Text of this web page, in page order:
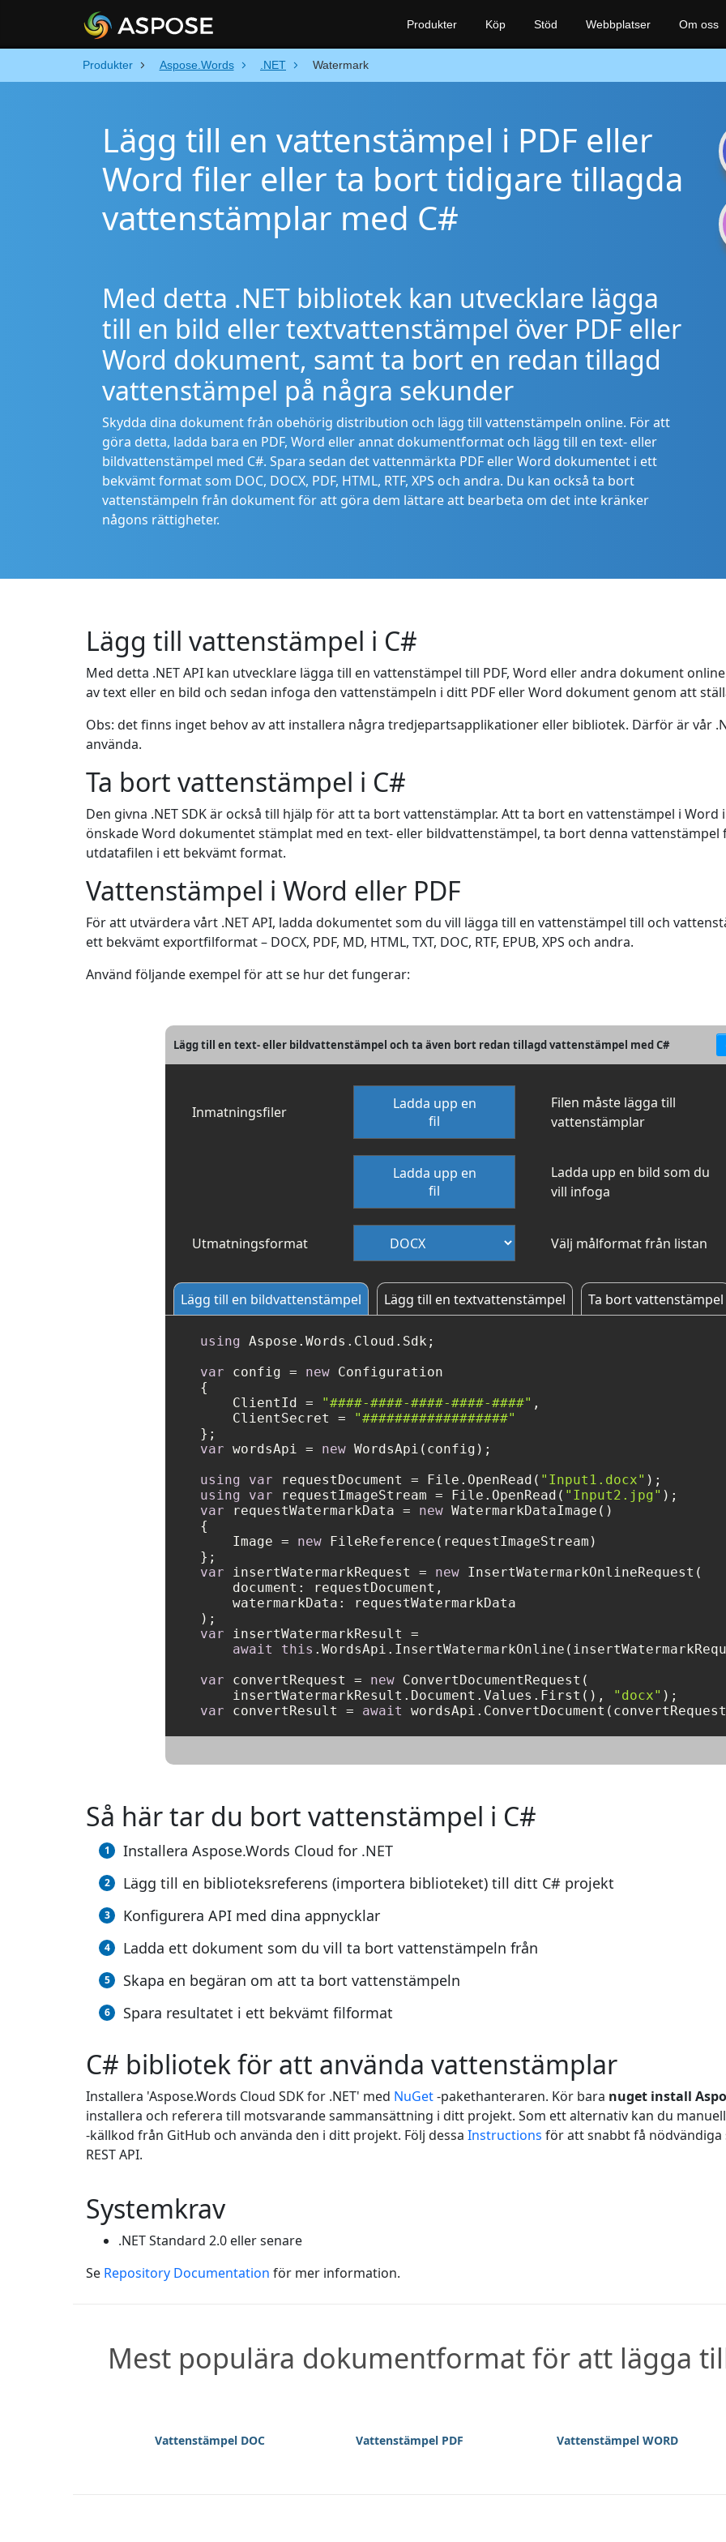
Produkter Aspose.Words .NET Watermark
Lägg till en vattenstämpel i PDF eller
Word filer eller ta bort tidigare tillagda
vattenstämplar med C#
Med detta .NET bibliotek kan utvecklare lägga
till en bild eller textvattenstämpel över PDF eller
Word dokument, samt ta bort en redan tillagd
vattenstämpel på några sekunder
Skydda dina dokument från obehörig distribution och lägg till vattenstämpeln online. För att
göra detta, ladda bara en PDF, Word eller annat dokumentformat och lägg till en text- eller
bildvattenstämpel med C#. Spara sedan det vattenmärkta PDF eller Word dokumentet i ett
bekvämt format som DOC, DOCX, PDF, HTML, RTF, XPS och andra. Du kan också ta bort
vattenstämpeln från dokument för att göra dem lättare att bearbeta om det inte kränker
någons rättigheter.
Lägg till vattenstämpel i C#
Med detta .NET API kan utvecklare lägga till en vattenstämpel till PDF, Word eller andra dokument
av text eller en bild och sedan infoga den vattenstämpeln i ditt PDF eller Word dokument genom att
Obs: det finns inget behov av att installera några tredjepartsapplikationer eller bibliotek. Därför är vår
använda.
Ta bort vattenstämpel i C#
Den givna .NET SDK är också till hjälp för att ta bort vattenstämplar. Att ta bort en vattenstämpel i
önskade Word dokumentet stämplat med en text- eller bildvattenstämpel, ta bort denna
utdatafilen i ett bekvämt format.
Vattenstämpel i Word eller PDF
För att utvärdera vårt .NET API, ladda dokumentet som du vill lägga till en vattenstämpel till och
ett bekvämt exportfilformat – DOCX, PDF, MD, HTML, TXT, DOC, RTF, EPUB, XPS och andra.
Använd följande exempel för att se hur det fungerar:
Lägg till en text- eller bildvattenstämpel och ta även bort redan tillagd vattenstämpel med C#
Inmatningsfiler
Ladda upp en
fil
Filen måste lägga till
vattenstämplar
Ladda upp en
fil
Ladda upp en bild som du
vill infoga
Utmatningsformat Välj målformat från listan
Lägg till en bildvattenstämpel Lägg till en textvattenstämpel Ta bort vattenstämpel
using Aspose.Words.Cloud.Sdk;
var config = new Configuration
{
    ClientId =
"####-####-####-####-####" ,
    ClientSecret =
"##################"
var wordsApi = new WordsApi(config);
using
var requestDocument = File.OpenRead( "Input1.docx"
using
var requestImageStream = File.OpenRead( "Input2.jpg"
var requestWatermarkData = new WatermarkDataImage()
{
    Image =
new FileReference(requestImageStream)
var insertWatermarkRequest = new InsertWatermarkOnlineRequest(
    document: requestDocument,
    watermarkData: requestWatermarkData
var insertWatermarkResult =
await
this
var convertRequest = new ConvertDocumentRequest(
    insertWatermarkResult.Document.Values.First(),
"docx"
var convertResult = await
Så här tar du bort vattenstämpel i C#
Installera Aspose.Words Cloud for .NET
Lägg till en biblioteksreferens (importera biblioteket) till ditt C# projekt
Konfigurera API med dina appnycklar
Ladda ett dokument som du vill ta bort vattenstämpeln från
Skapa en begäran om att ta bort vattenstämpeln
Spara resultatet i ett bekvämt filformat
C# bibliotek för att använda vattenstämplar
Installera 'Aspose.Words Cloud SDK for .NET' med NuGet-pakethanteraren. Kör bara nuget install
installera och referera till motsvarande sammansättning i ditt projekt. Som ett alternativ kan du
-källkod från GitHub och använda den i ditt projekt. Följ dessa Instructions för att snabbt få
REST API.
Systemkrav
.NET Standard 2.0 eller senare
Se Repository Documentation för mer information.
Mest populära dokumentformat för att lägga
Vattenstämpel DOC Vattenstämpel PDF Vattenstämpel WORD
Produkter Köp Stöd Webbplatser Om oss